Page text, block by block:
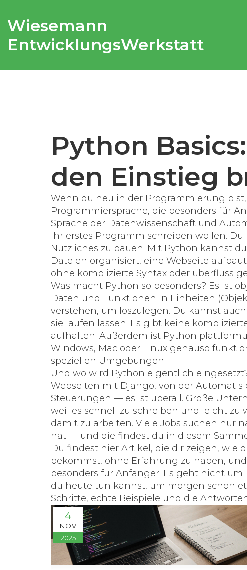
Wiesemann
EntwicklungsWerkstatt
Python
den Einstieg
Wenn du neu in der Programmierung
Programmiersprache, die besonders für
Sprache der Datenwissenschaft und
ihr erstes Programm schreiben wollen. Du
Nützliches zu bauen. Mit Python kannst
Dateien organisiert, eine Webseite
ohne komplizierte Syntax oder
Was macht Python so besonders? Es ist
Daten und Funktionen in Einheiten
verstehen, um loszulegen. Du kannst
sie laufen lassen. Es gibt keine
aufhalten. Außerdem ist Python
Windows, Mac oder Linux genauso
speziellen Umgebungen.
Und wo wird Python eigentlich
Webseiten mit Django, von der
Steuerungen — es ist überall. Große
weil es schnell zu schreiben und leicht zu
damit zu arbeiten. Viele Jobs suchen nur
hat — und die findest du in diesem
Du findest hier Artikel, die dir zeigen, wie
bekommst, ohne Erfahrung zu haben,
besonders für Anfänger. Es geht nicht um
du heute tun kannst, um morgen schon
Schritte, echte Beispiele und die
4
NOV
2025